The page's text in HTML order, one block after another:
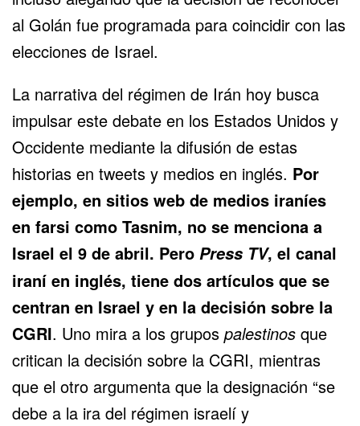
al Golán fue programada para coincidir con las
elecciones de Israel.
La narrativa del régimen de Irán hoy busca
impulsar este debate en los Estados Unidos y
Occidente mediante la difusión de estas
historias en tweets y medios en inglés. Por
ejemplo, en sitios web de medios iraníes
en farsi como Tasnim, no se menciona a
Israel el 9 de abril. Pero Press TV, el canal
iraní en inglés, tiene dos artículos que se
centran en Israel y en la decisión sobre la
CGRI. Uno mira a los grupos palestinos que
critican la decisión sobre la CGRI, mientras
que el otro argumenta que la designación “se
debe a la ira del régimen israelí y